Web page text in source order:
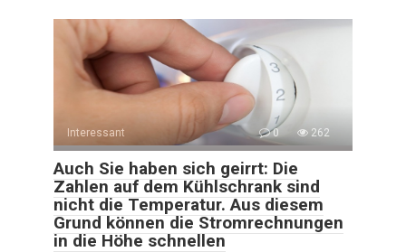
Interessant 0 262
Auch Sie haben sich geirrt: Die
Zahlen auf dem Kühlschrank sind
nicht die Temperatur. Aus diesem
Grund können die Stromrechnungen
in die Höhe schnellen